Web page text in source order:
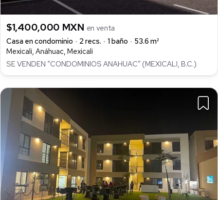
$1,400,000 MXN en venta
Casa en condominio
2 recs. 1 baño
53.6 m²
Mexicali, Anáhuac, Mexicali
SE VENDEN “CONDOMINIOS ANAHUAC” (MEXICALI, B.C.)